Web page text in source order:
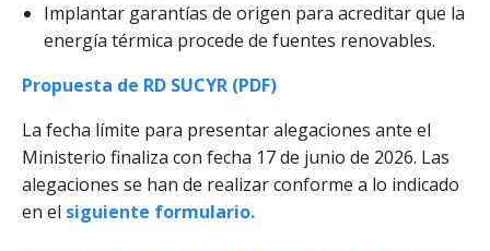
Implantar garantías de origen para acreditar que la
energía térmica procede de fuentes renovables.
Propuesta de RD SUCYR (PDF)
La fecha límite para presentar alegaciones ante el
Ministerio finaliza con fecha 17 de junio de 2026. Las
alegaciones se han de realizar conforme a lo indicado
en el siguiente formulario.